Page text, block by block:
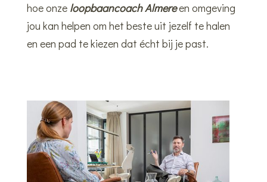
hoe onzeloopbaancoach Almereen omgeving
jou kan helpen om het beste uit jezelf te halen
en een pad te kiezen dat écht bij je past.